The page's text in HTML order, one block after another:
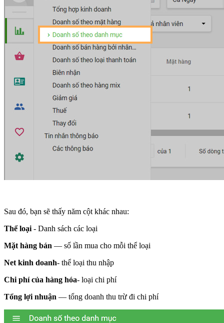
Sau đó, bạn sẽ thấy năm cột khác nhau:
Thể loại - Danh sách các loại
Mặt hàng bán — số lần mua cho mỗi thể loại
Net kinh doanh- thể loại thu nhập
Chi phí của hàng hóa- loại chi phí
Tổng lợi nhuận — tổng doanh thu trừ đi chi phí